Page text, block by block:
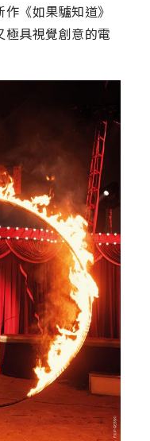
《如果驢知道》
具視覺創意的電